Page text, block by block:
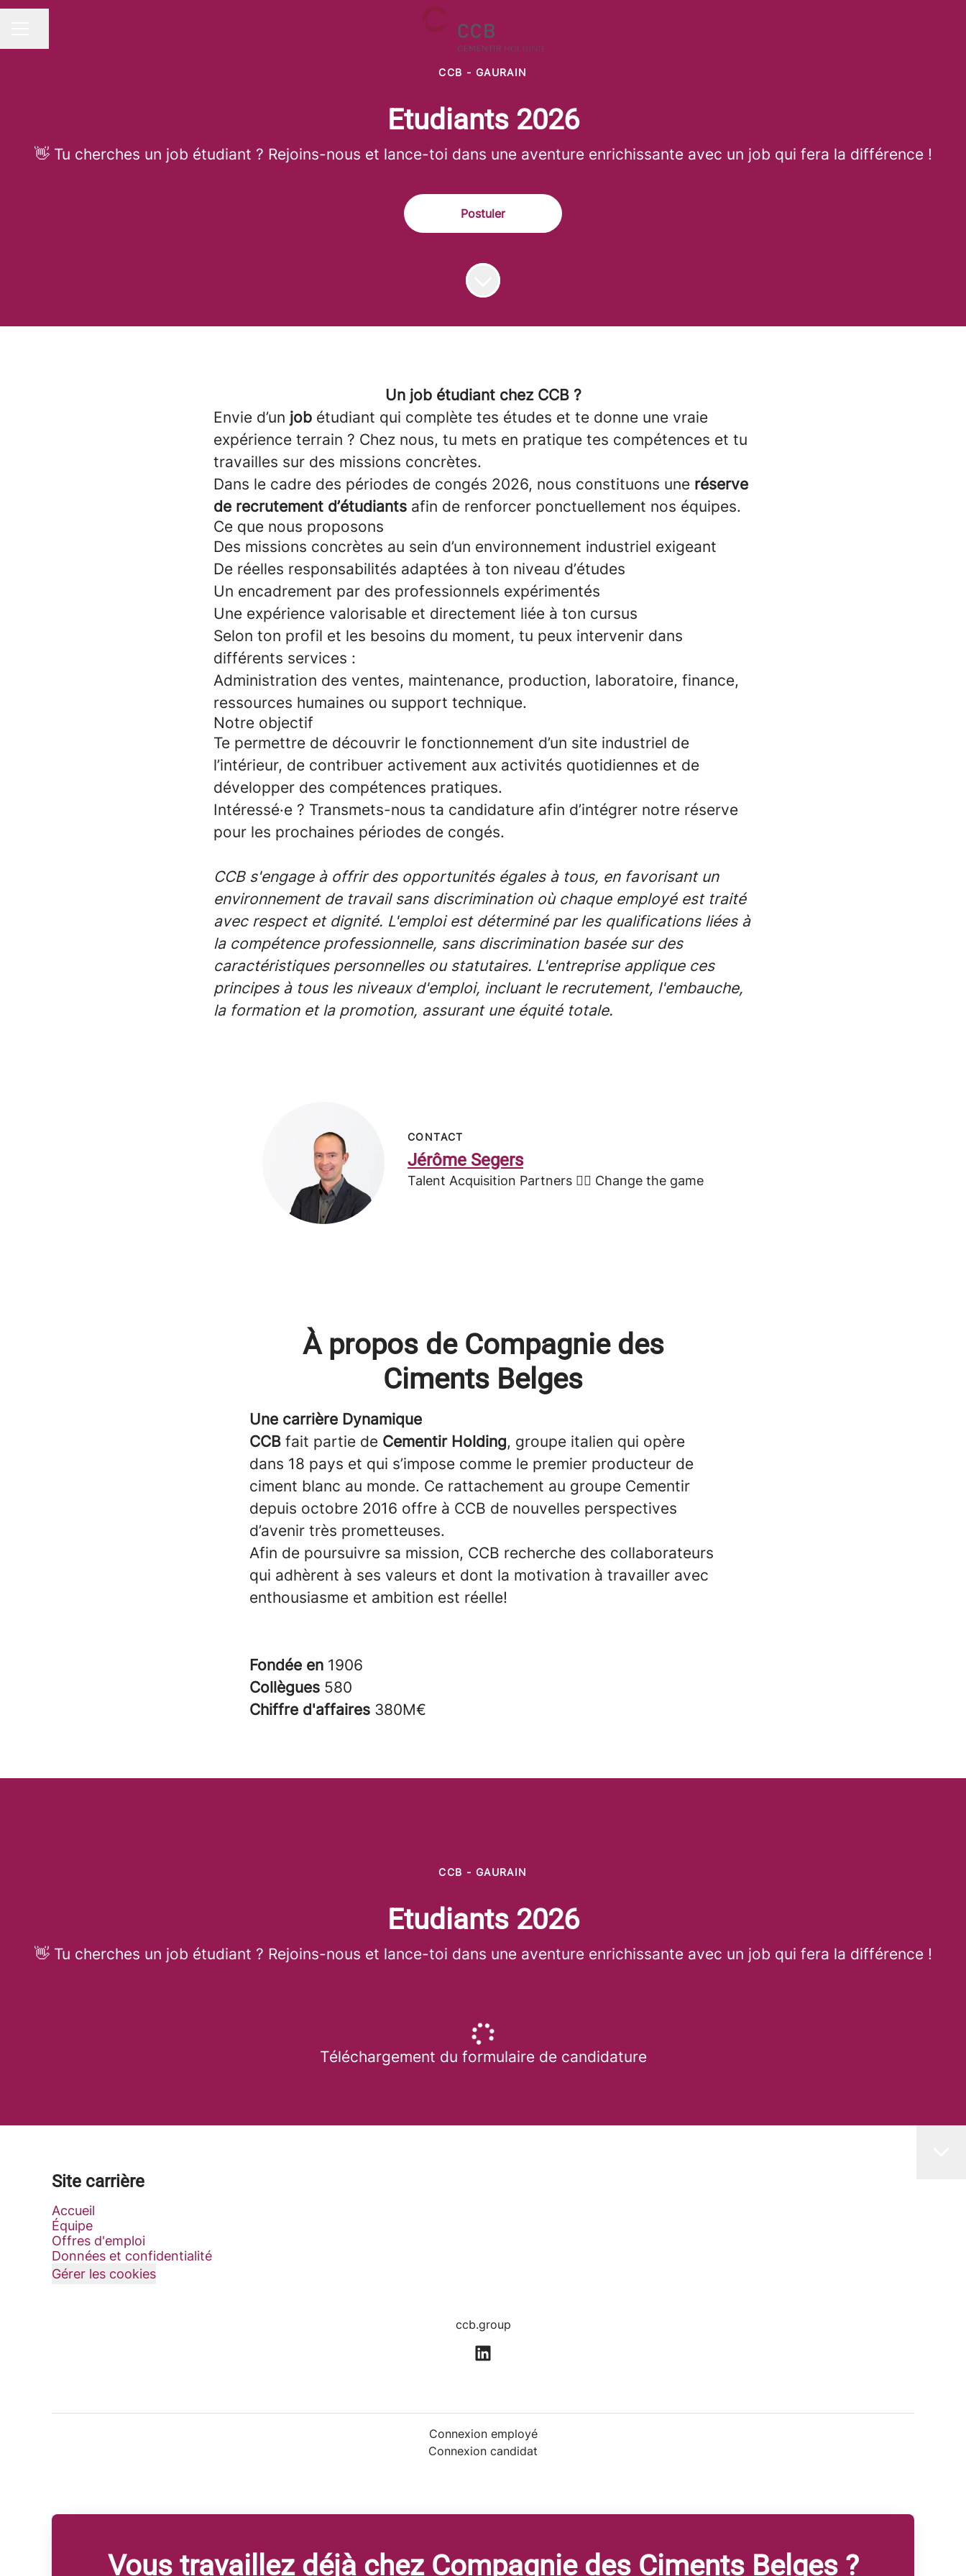
CCB - GAURAIN
Etudiants 2026
👋 Tu cherches un job étudiant ? Rejoins-nous et lance-toi dans une aventure enrichissante avec un job qui fera la différence !
Postuler
Un job étudiant chez CCB ?
Envie d’un job étudiant qui complète tes études et te donne une vraie
expérience terrain ? Chez nous, tu mets en pratique tes compétences et tu
travailles sur des missions concrètes.
Dans le cadre des périodes de congés 2026, nous constituons une réserve
de recrutement d’étudiants afin de renforcer ponctuellement nos équipes.
Ce que nous proposons
Des missions concrètes au sein d’un environnement industriel exigeant
De réelles responsabilités adaptées à ton niveau d’études
Un encadrement par des professionnels expérimentés
Une expérience valorisable et directement liée à ton cursus
Selon ton profil et les besoins du moment, tu peux intervenir dans
différents services :
Administration des ventes, maintenance, production, laboratoire, finance,
ressources humaines ou support technique.
Notre objectif
Te permettre de découvrir le fonctionnement d’un site industriel de
l’intérieur, de contribuer activement aux activités quotidiennes et de
développer des compétences pratiques.
Intéressé·e ? Transmets-nous ta candidature afin d’intégrer notre réserve
pour les prochaines périodes de congés.
CCB s'engage à offrir des opportunités égales à tous, en favorisant un
environnement de travail sans discrimination où chaque employé est traité
avec respect et dignité. L'emploi est déterminé par les qualifications liées à
la compétence professionnelle, sans discrimination basée sur des
caractéristiques personnelles ou statutaires. L'entreprise applique ces
principes à tous les niveaux d'emploi, incluant le recrutement, l'embauche,
la formation et la promotion, assurant une équité totale.
CONTACT
Jérôme Segers
Talent Acquisition Partners 🤸‍♂️ Change the game
À propos de Compagnie des
Ciments Belges
Une carrière Dynamique
CCB fait partie de Cementir Holding, groupe italien qui opère
dans 18 pays et qui s’impose comme le premier producteur de
ciment blanc au monde. Ce rattachement au groupe Cementir
depuis octobre 2016 offre à CCB de nouvelles perspectives
d’avenir très prometteuses.
Afin de poursuivre sa mission, CCB recherche des collaborateurs
qui adhèrent à ses valeurs et dont la motivation à travailler avec
enthousiasme et ambition est réelle!
Fondée en 1906
Collègues 580
Chiffre d'affaires 380M€
CCB - GAURAIN
Etudiants 2026
👋 Tu cherches un job étudiant ? Rejoins-nous et lance-toi dans une aventure enrichissante avec un job qui fera la différence !
Téléchargement du formulaire de candidature
Site carrière
Accueil
Équipe
Offres d'emploi
Données et confidentialité
Gérer les cookies
ccb.group
Connexion employé
Connexion candidat
Vous travaillez déjà chez Compagnie des Ciments Belges ?